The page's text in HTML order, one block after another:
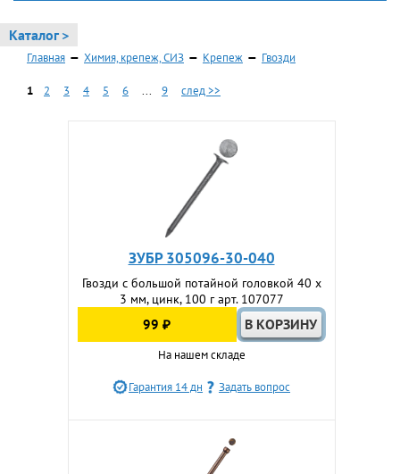
Каталог >
Главная — Химия, крепеж, СИЗ — Крепеж — Гвозди
1 2 3 4 5 6 ... 9 след >>
ЗУБР 305096-30-040
Гвозди с большой потайной головкой 40 x
3 мм, цинк, 100 г арт. 107077
99 ₽
На нашем складе
Гарантия 14 дн Задать вопрос